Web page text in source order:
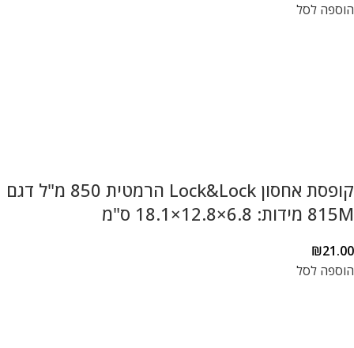
הוספה לסל
קופסת אחסון Lock&Lock הרמטית 850 מ"ל דגם
815M מידות: 6.8×12.8×18.1 ס"מ
₪21.00
הוספה לסל